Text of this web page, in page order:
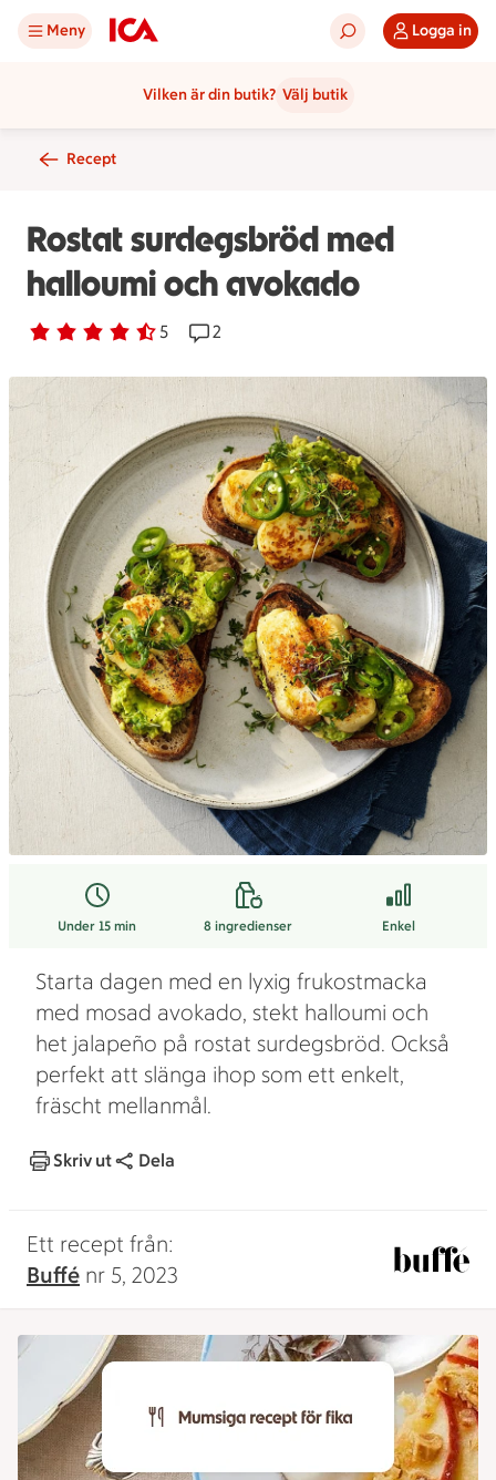
Meny Logga in
Vilken är din butik? Välj butik
Recept
Rostat surdegsbröd med
halloumi och avokado
Betyg 4.4 av 5. 5
5 personer har röstatReceptet har 2 kommentarer
2
Under 15 min 8 ingredienser Enkel
Starta dagen med en lyxig frukostmacka
med mosad avokado, stekt halloumi och
het jalapeño på rostat surdegsbröd. Också
perfekt att slänga ihop som ett enkelt,
fräscht mellanmål.
Skriv ut Dela
Ett recept från:
Buffé nr 5, 2023